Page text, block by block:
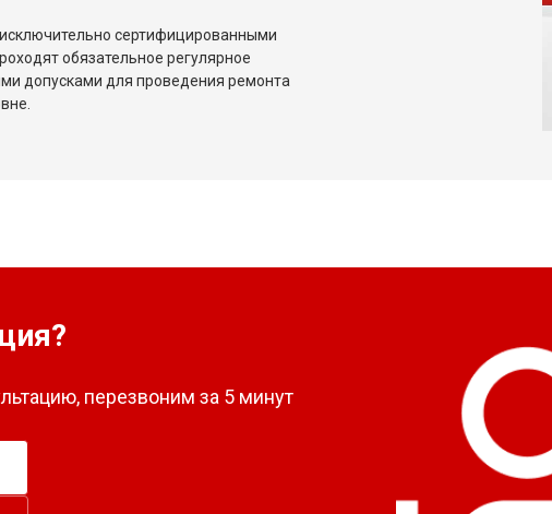
сертифицированными
обязательное регулярное
допусками для проведения ремонта
перезвоним за 5 минут